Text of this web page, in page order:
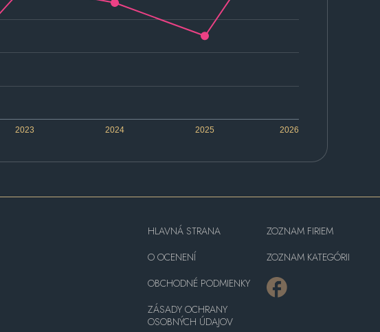
2023 2024 2025 2026
HLAVNÁ STRANA
O OCENENÍ
OBCHODNÉ PODMIENKY
ZÁSADY OCHRANY
OSOBNÝCH ÚDAJOV
ZOZNAM FIRIEM
ZOZNAM KATEGÓRII